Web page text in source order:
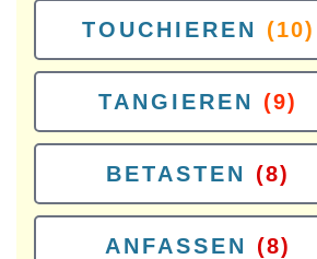
TOUCHIEREN (10)
TANGIEREN (9)
BETASTEN (8)
ANFASSEN (8)